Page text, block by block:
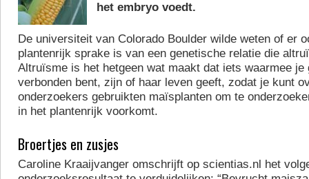
het embryo voedt.
De universiteit van Colorado Boulder wilde weten of er
plantenrijk sprake is van een genetische relatie die
Altruïsme is het hetgeen wat maakt dat iets waarmee je
verbonden bent, zijn of haar leven geeft, zodat je kunt
onderzoekers gebruikten maïsplanten om te
in het plantenrijk voorkomt.
Broertjes en zusjes
Caroline Kraaijvanger omschrijft op scientias.nl het